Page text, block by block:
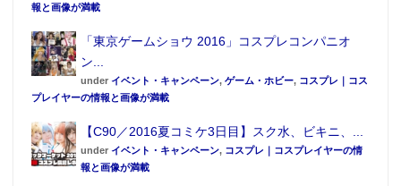
報と画像が満載
「東京ゲームショウ 2016」コスプレコンパニオ
ン...
under イベント・キャンペーン, ゲーム・ホビー, コスプレ｜コス
プレイヤーの情報と画像が満載
【C90／2016夏コミケ3日目】スク水、ビキニ、...
under イベント・キャンペーン, コスプレ｜コスプレイヤーの情
報と画像が満載